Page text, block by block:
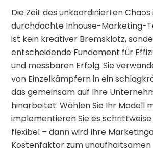
Die Zeit des unkoordinierten Chaos
durchdachte Inhouse-Marketing-
ist kein kreativer Bremsklotz,
entscheidende Fundament für
und messbaren Erfolg. Sie
von Einzelkämpfern in ein
das gemeinsam auf Ihre
hinarbeitet. Wählen Sie Ihr Modell
implementieren Sie es schrittweise
flexibel – dann wird Ihre
Kostenfaktor zum unaufhaltsamen